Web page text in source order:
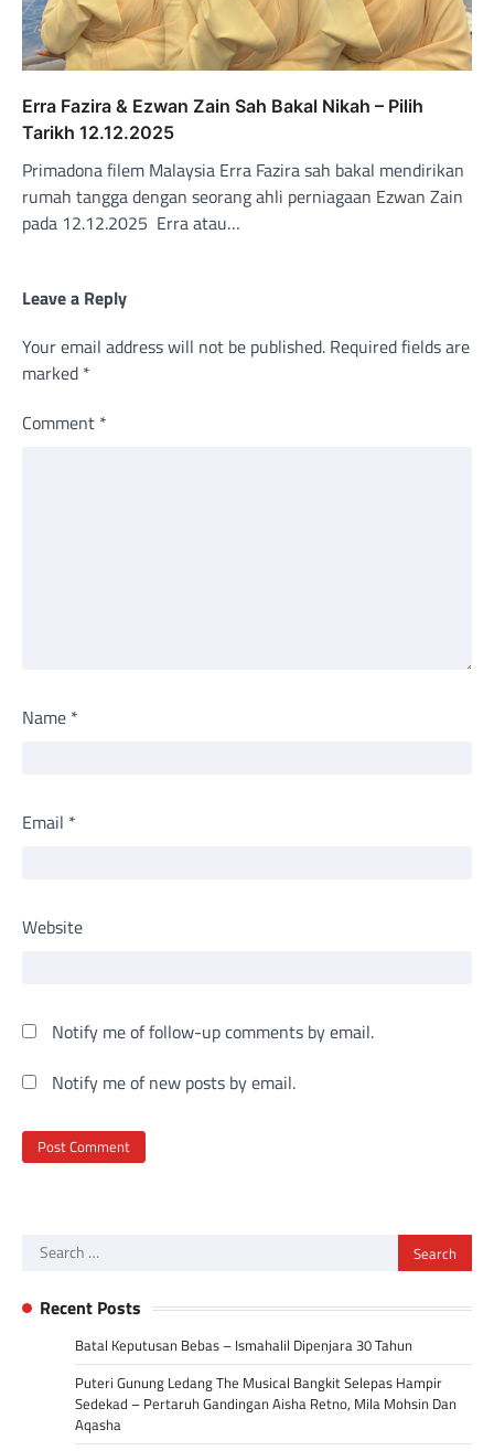
Erra Fazira & Ezwan Zain Sah Bakal Nikah – Pilih
Tarikh 12.12.2025
Primadona filem Malaysia Erra Fazira sah bakal mendirikan
rumah tangga dengan seorang ahli perniagaan Ezwan Zain
pada 12.12.2025 Erra atau…
Leave a Reply
Your email address will not be published. Required fields are
marked *
Comment *
Name *
Email *
Website
Notify me of follow-up comments by email.
Notify me of new posts by email.
Search
Recent Posts
Batal Keputusan Bebas – Ismahalil Dipenjara 30 Tahun
Puteri Gunung Ledang The Musical Bangkit Selepas Hampir
Sedekad – Pertaruh Gandingan Aisha Retno, Mila Mohsin Dan
Aqasha